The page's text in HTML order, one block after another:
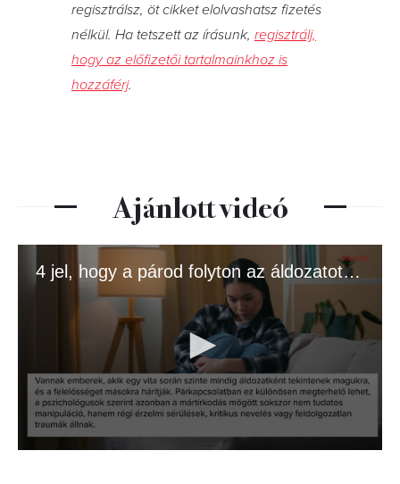
regisztrálsz, öt cikket elolvashatsz fizetés
nélkül. Ha tetszett az írásunk, regisztrálj,
hogy az előfizetői tartalmainkhoz is
hozzáférj.
Ajánlott videó
4 jel, hogy a párod folyton az áldozatot játssza